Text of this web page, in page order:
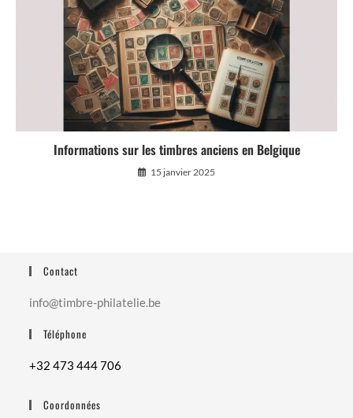
Informations sur les timbres anciens en Belgique
15 janvier 2025
Contact
info@timbre-philatelie.be
Téléphone
+32 473 444 706
Coordonnées